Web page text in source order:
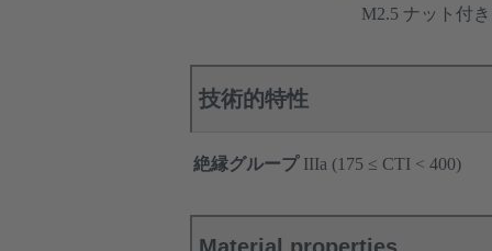
M2.5 ナット付き
技術的特性
絶縁グループ IIIa (175 ≤ CTI < 400)